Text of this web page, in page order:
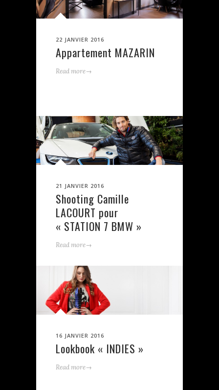
22 JANVIER 2016
Appartement MAZARIN
Read more→
21 JANVIER 2016
Shooting Camille
LACOURT pour
« STATION 7 BMW »
Read more→
16 JANVIER 2016
Lookbook « INDIES »
Read more→